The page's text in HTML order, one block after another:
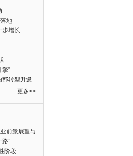
地
步增长
擎”
部转型升级
更多>>
前景展望与
路”
阶段